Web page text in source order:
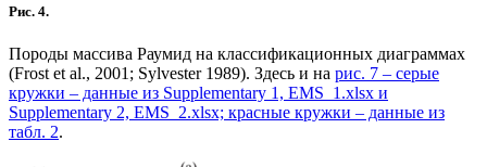
Рис. 4.
Породы массива Раумид на классификационных диаграммах
(Frost et al., 2001; Sylvester 1989). Здесь и на рис. 7 – серые
кружки – данные из Supplementary 1, EMS_1.xlsx и
Supplementary 2, EMS_2.xlsx; красные кружки – данные из
табл. 2.